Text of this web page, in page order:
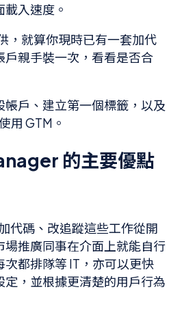
入速度。
，就算你現時已有一套加代
親手裝一次，看看是否合
戶、建立第一個標籤，以及
用 GTM。
的主要優點
代碼、改追蹤這些工作從開
推廣同事在介面上就能自行
都排隊等 IT，亦可以更快
，並根據更清楚的用戶行為